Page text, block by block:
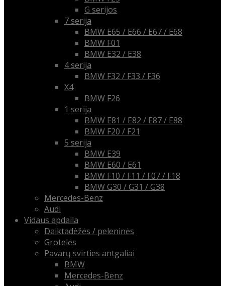
G serijos
7 serija
BMW E65 / E66 / E67 / E68
BMW F01
BMW E32 / E38
4 serija
BMW F32 / F33 / F36
X4
BMW F26
1 serija
BMW E81 / E82 / E87 / E88
BMW F20 / F21
5 serija
BMW E39
BMW E60 / E61
BMW F10 / F11 / F07 / F18
BMW G30 / G31 / G38
Mercedes-Benz
Audi
Vidaus apdaila
Daiktadėžės / peleninės
Grotelės
Pavarų svirties antgaliai
BMW
Mercedes-Benz